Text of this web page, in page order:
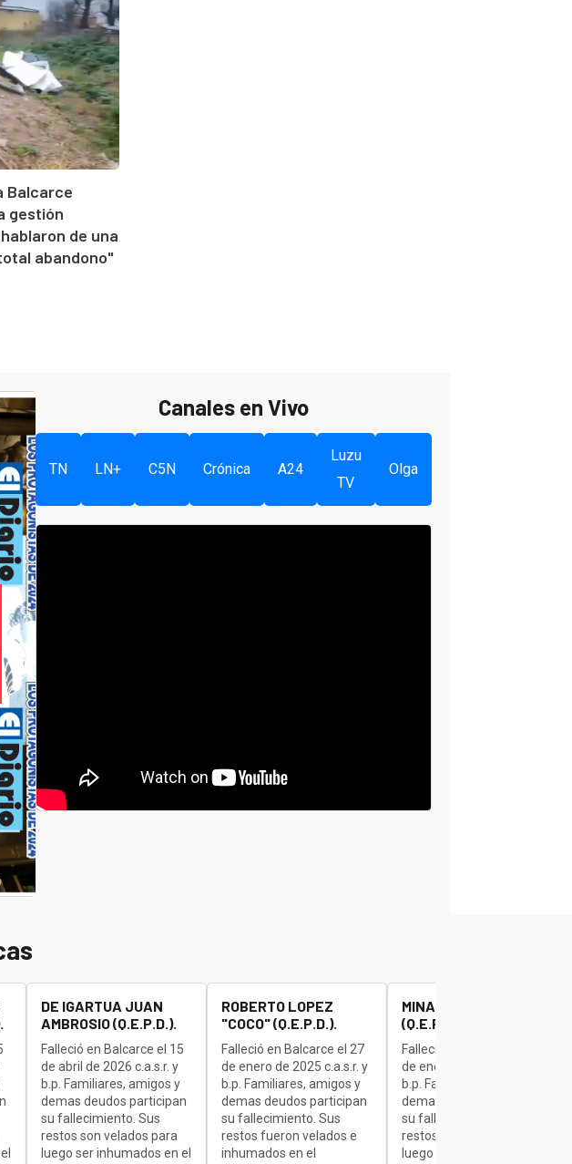
Balcarce
gestión
de una
abandono"
Canales en Vivo
TN LN+ C5N Crónica A24
Luzu
TV
Olga
DE IGARTUA JUAN
AMBROSIO (Q.E.P.D.).
Falleció en Balcarce el 15
de abril de 2026 c.a.s.r. y
b.p. Familiares, amigos y
demas deudos participan
su fallecimiento. Sus
restos son velados para
luego ser inhumados en el
ROBERTO LOPEZ
"COCO" (Q.E.P.D.).
Falleció en Balcarce el 27
de enero de 2025 c.a.s.r. y
b.p. Familiares, amigos y
demas deudos participan
su fallecimiento. Sus
restos fueron velados e
inhumados en el
MINAUDO JOSE "BETA"
(Q.E.P.D.).
Falleció en Balcarce el 27
de enero de 2025 c.a.s.r. y
b.p. Familiares, amigos y
demas deudos participan
su fallecimiento. Sus
restos son velados para
luego ser inhumados en el